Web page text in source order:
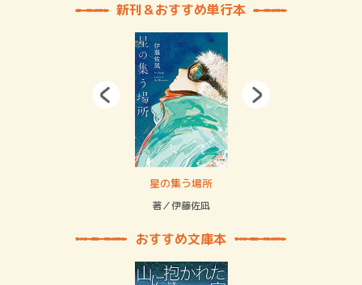
新刊＆おすすめ単行本
星の集う場所
著／伊藤佐凪
おすすめ文庫本